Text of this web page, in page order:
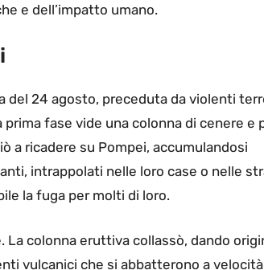
e dell’impatto umano.
del 24 agosto, preceduta da violenti
fase vide una colonna di cenere e
a ricadere su Pompei, accumulandosi
intrappolati nelle loro case o nelle
la fuga per molti di loro.
colonna eruttiva collassò, dando
vulcanici che si abbatterono a velocità